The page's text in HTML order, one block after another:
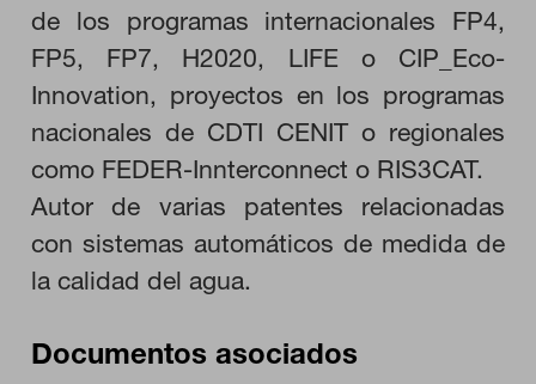
de los programas internacionales FP4,
FP5, FP7, H2020, LIFE o CIP_Eco-
Innovation, proyectos en los programas
nacionales de CDTI CENIT o regionales
como FEDER-Innterconnect o RIS3CAT.
Autor de varias patentes relacionadas
con sistemas automáticos de medida de
la calidad del agua.
Documentos asociados
cookies no almacenan ninguna información de identificación
personal.
Cookies de rendimiento
Estas cookies nos permiten contar las visitas y fuentes de
tráfico para poder evaluar el rendimiento de nuestro sitio y
mejorarlo. Nos ayudan a saber qué páginas son las más o
menos visitadas, y cómo los visitantes navegan por el sitio.
por lo tanto, es anónima.
GUARDAR CONFIGURACIÓN